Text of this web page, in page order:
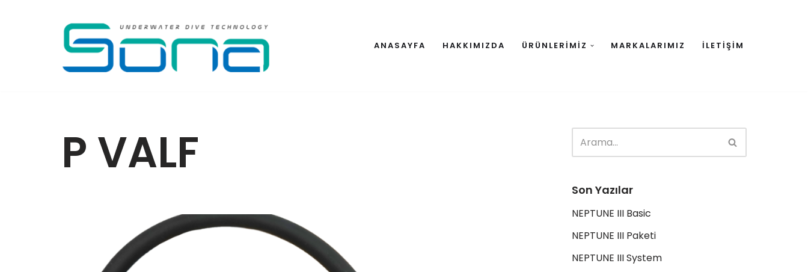
ANASAYFA HAKKIMIZDA ÜRÜNLERİMİZ MARKALARIMIZ İLETİŞİM
P VALF
Son Yazılar
NEPTUNE III Basic
NEPTUNE III Paketi
NEPTUNE III System